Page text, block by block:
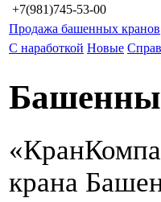
+7(981)745-53-00
Продажа башенных кранов
С наработкой Новые
крана